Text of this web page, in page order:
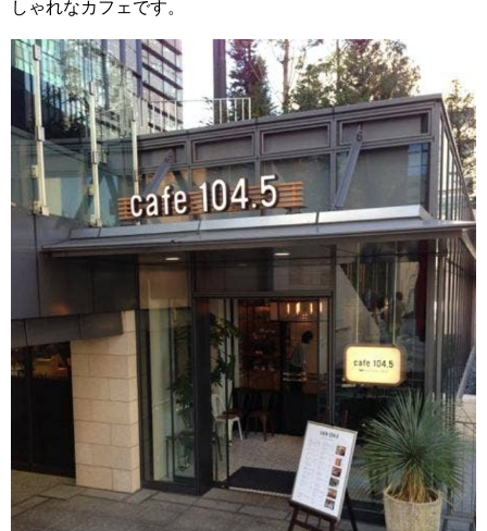
しゃれなカフェです。